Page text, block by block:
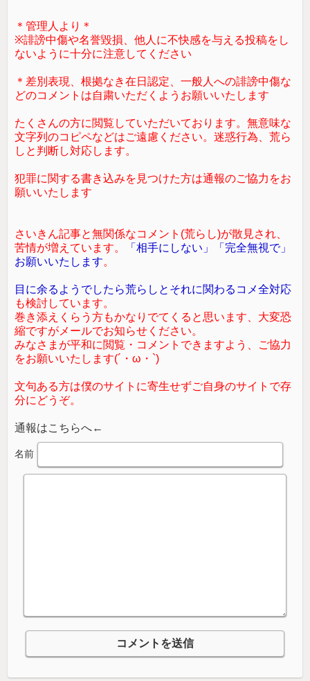
＊管理人より＊
※誹謗中傷や名誉毀損、他人に不快感を与える投稿をし
ないように十分に注意してください
＊差別表現、根拠なき在日認定、一般人への誹謗中傷な
どのコメントは自粛いただくようお願いいたします
たくさんの方に閲覧していただいております。無意味な
文字列のコピペなどはご遠慮ください。迷惑行為、荒ら
しと判断し対応します。
犯罪に関する書き込みを見つけた方は通報のご協力をお
願いいたします
さいきん記事と無関係なコメント(荒らし)が散見され、
苦情が増えています。
「相手にしない」「完全無視で」
お願いいたします。
目に余るようでしたら荒らしとそれに関わるコメ全対応
も検討しています。
巻き添えくらう方もかなりでてくると思います、大変恐
縮ですがメールでお知らせください。
みなさまが平和に閲覧・コメントできますよう、ご協力
をお願いいたします(´・ω・`)
文句ある方は僕のサイトに寄生せずご自身のサイトで存
分にどうぞ。
通報はこちらへ←
名前